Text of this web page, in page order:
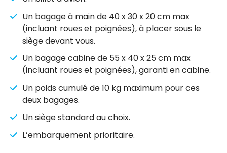
Un bagage à main de 40 x 30 x 20 cm max
(incluant roues et poignées), à placer sous le
siège devant vous.
Un bagage cabine de 55 x 40 x 25 cm max
(incluant roues et poignées), garanti en cabine.
Un poids cumulé de 10 kg maximum pour ces
deux bagages.
Un siège standard au choix.
L’embarquement prioritaire.